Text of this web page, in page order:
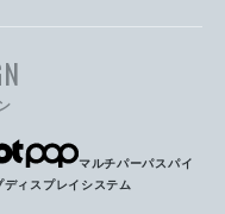
マルチパーパスパイ
ディスプレイシステム